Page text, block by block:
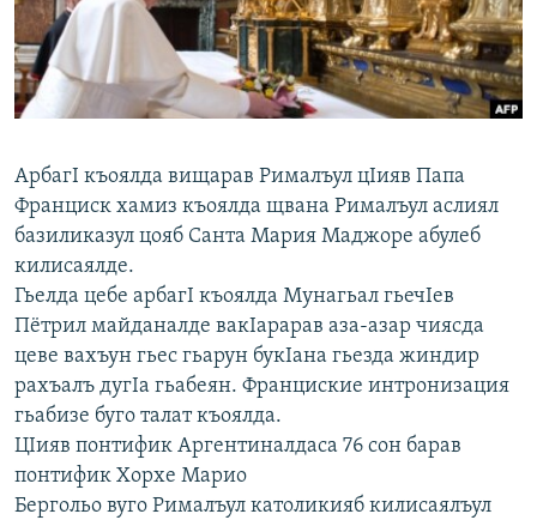
РАСПИСАНИЕ ВЕЩАНИЯ
ПОДПИШИТЕСЬ НА РАССЫЛКУ
Все сайты РСЕ/РС
АрбагI къоялда вищарав Рималъул цIияв Папа
Франциск хамиз къоялда щвана Рималъул аслиял
базиликазул цояб Санта Мария Маджоре абулеб
килисаялде.
Гьелда цебе арбагI къоялда Мунагьал гьечIев
Пётрил майданалде вакIарарав аза-азар чиясда
цеве вахъун гьес гьарун букIана гьезда жиндир
рахъалъ дугIа гьабеян. Франциские интронизация
гьабизе буго талат къоялда.
ЦIияв понтифик Аргентиналдаса 76 сон барав
понтифик Хорхе Марио
Бергольо вуго Рималъул католикияб килисаялъул